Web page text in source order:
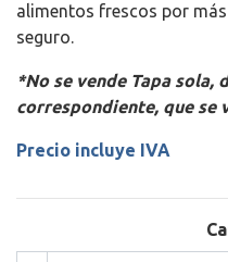
alimentos frescos por
seguro.
*No se vende Tapa sola,
correspondiente, que se
Precio incluye IVA